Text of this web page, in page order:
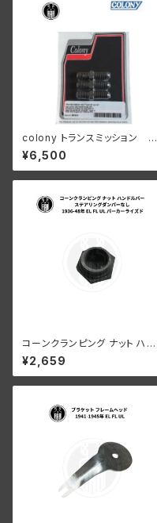
colony トランスミッション ボ
トム スタッドキット 26年以降
45"s
¥6,500
コーンクランピング ナット ハン
ドルバー ステアリングダンパー
なし ハーレーダビッドソン 193
6-48年 EL FL UL パーカーラ
¥2,659